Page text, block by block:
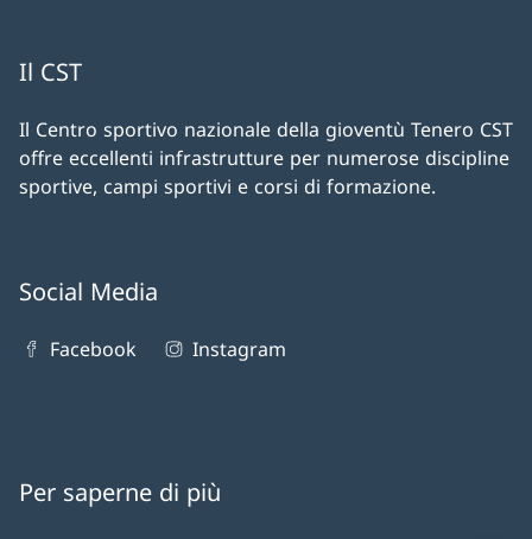
Il CST
Il Centro sportivo nazionale della gioventù Tenero CST
offre eccellenti infrastrutture per numerose discipline
sportive, campi sportivi e corsi di formazione.
Social Media
Facebook Instagram
Per saperne di più